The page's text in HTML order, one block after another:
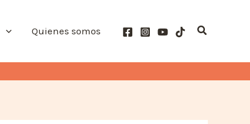
Quienes somos Buscar